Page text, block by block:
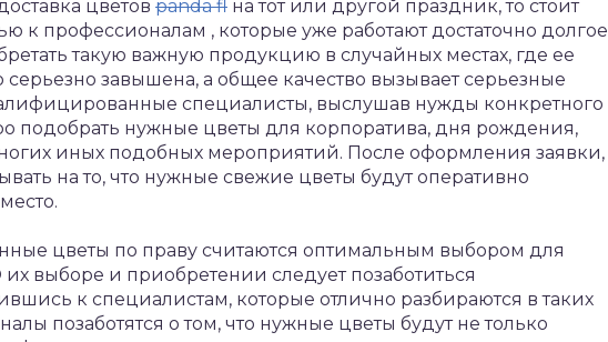
цветов panda fl на тот или другой праздник, то стоит
к профессионалам , которые уже работают достаточно долгое
такую важную продукцию в случайных местах, где ее
серьезно завышена, а общее качество вызывает серьезные
специалисты, выслушав нужды конкретного
подобрать нужные цветы для корпоратива, дня рождения,
иных подобных мероприятий. После оформления заявки,
на то, что нужные свежие цветы будут оперативно
цветы по праву считаются оптимальным выбором для
выборе и приобретении следует позаботиться
к специалистам, которые отлично разбираются в таких
позаботятся о том, что нужные цветы будут не только